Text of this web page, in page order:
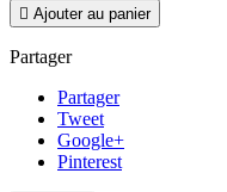
 Ajouter au panier
Partager
Partager
Tweet
Google+
Pinterest